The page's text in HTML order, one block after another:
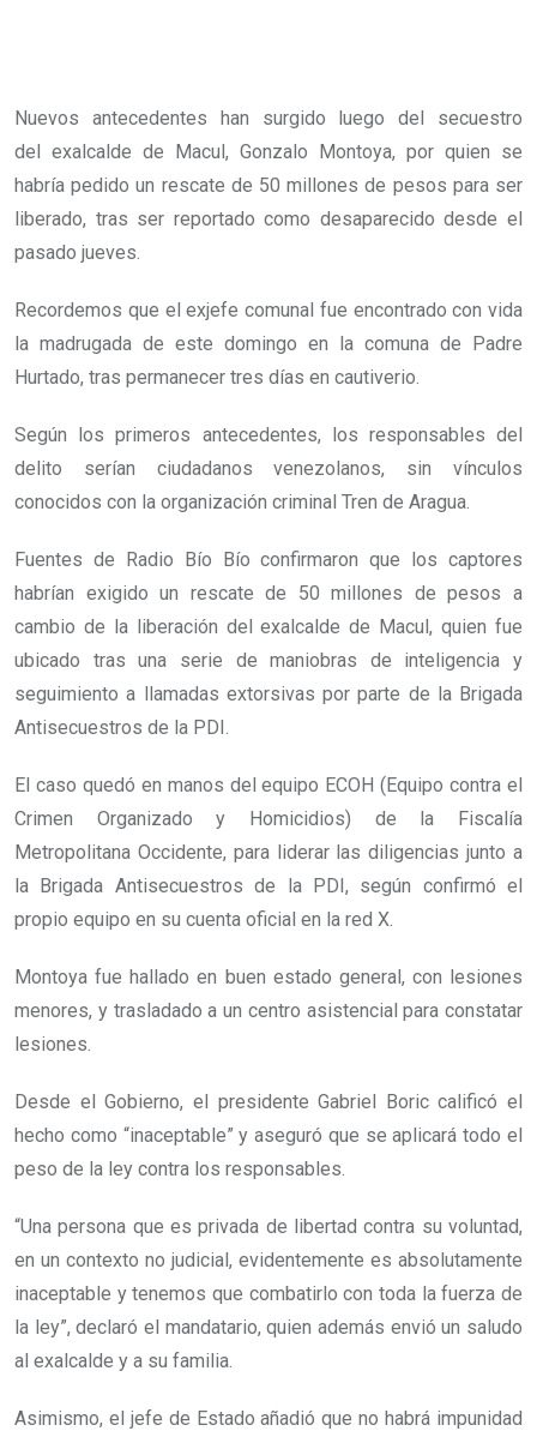
Nuevos antecedentes han surgido luego del secuestro
del exalcalde de Macul, Gonzalo Montoya, por quien se
habría pedido un rescate de 50 millones de pesos para ser
liberado, tras ser reportado como desaparecido desde el
pasado jueves.
Recordemos que el exjefe comunal fue encontrado con vida
la madrugada de este domingo en la comuna de Padre
Hurtado, tras permanecer tres días en cautiverio.
Según los primeros antecedentes, los responsables del
delito serían ciudadanos venezolanos, sin vínculos
conocidos con la organización criminal Tren de Aragua.
Fuentes de Radio Bío Bío confirmaron que los captores
habrían exigido un rescate de 50 millones de pesos a
cambio de la liberación del exalcalde de Macul,quien fue
ubicado tras una serie de maniobras de inteligencia y
seguimiento a llamadas extorsivas por parte de la Brigada
Antisecuestros de la PDI.
El caso quedó en manos del equipo ECOH (Equipo contra el
Crimen Organizado y Homicidios) de la Fiscalía
Metropolitana Occidente, para liderar las diligencias junto a
la Brigada Antisecuestros de la PDI, según confirmó el
propio equipo en su cuenta oficial en la red X.
Montoya fue hallado en buen estado general, con lesiones
menores, y trasladado a un centro asistencial para constatar
lesiones.
Desde el Gobierno, el presidente Gabriel Boric calificó el
hecho como “inaceptable” y aseguró que se aplicará todo el
peso de la ley contra los responsables.
“Una persona que es privada de libertad contra su voluntad,
en un contexto no judicial, evidentemente es absolutamente
inaceptable y tenemos que combatirlo con toda la fuerza de
la ley”,declaró el mandatario, quien además envió un saludo
al exalcalde y a su familia.
Asimismo, el jefe de Estado añadió que no habrá impunidad